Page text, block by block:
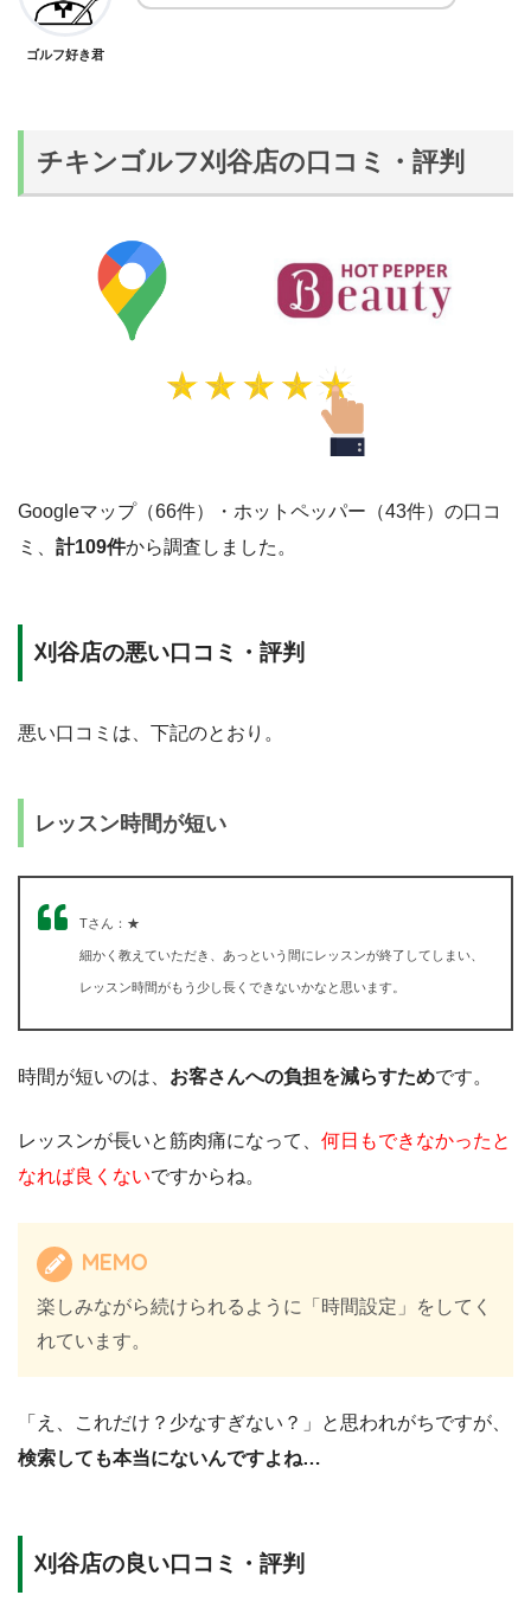
ゴルフ好き君
チキンゴルフ刈谷店の口コミ・評判
Googleマップ（66件）・ホットペッパー（43件）の口コ
ミ、 計109件から調査しました。
刈谷店の悪い口コミ・評判
悪い口コミは、下記のとおり。
レッスン時間が短い
Tさん：★
細かく教えていただき、あっという間にレッスンが終了してしまい、
レッスン時間がもう少し長くできないかなと思います。
時間が短いのは、 お客さんへの負担を減らすためです。
レッスンが長いと筋肉痛になって、 何日もできなかったと
なれば良くないですからね。
MEMO
楽しみながら続けられるように「時間設定」をしてく
れています。
「え、これだけ？少なすぎない？」と思われがちですが、
検索しても本当にないんですよね…
刈谷店の良い口コミ・評判